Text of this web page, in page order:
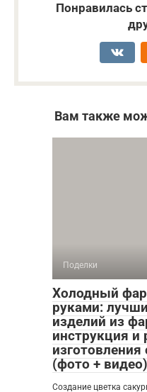
Понравилась
Вам также
Поделки
Холодный
руками:
изделий из
инструкция и
(фото + видео)
Создание цветка